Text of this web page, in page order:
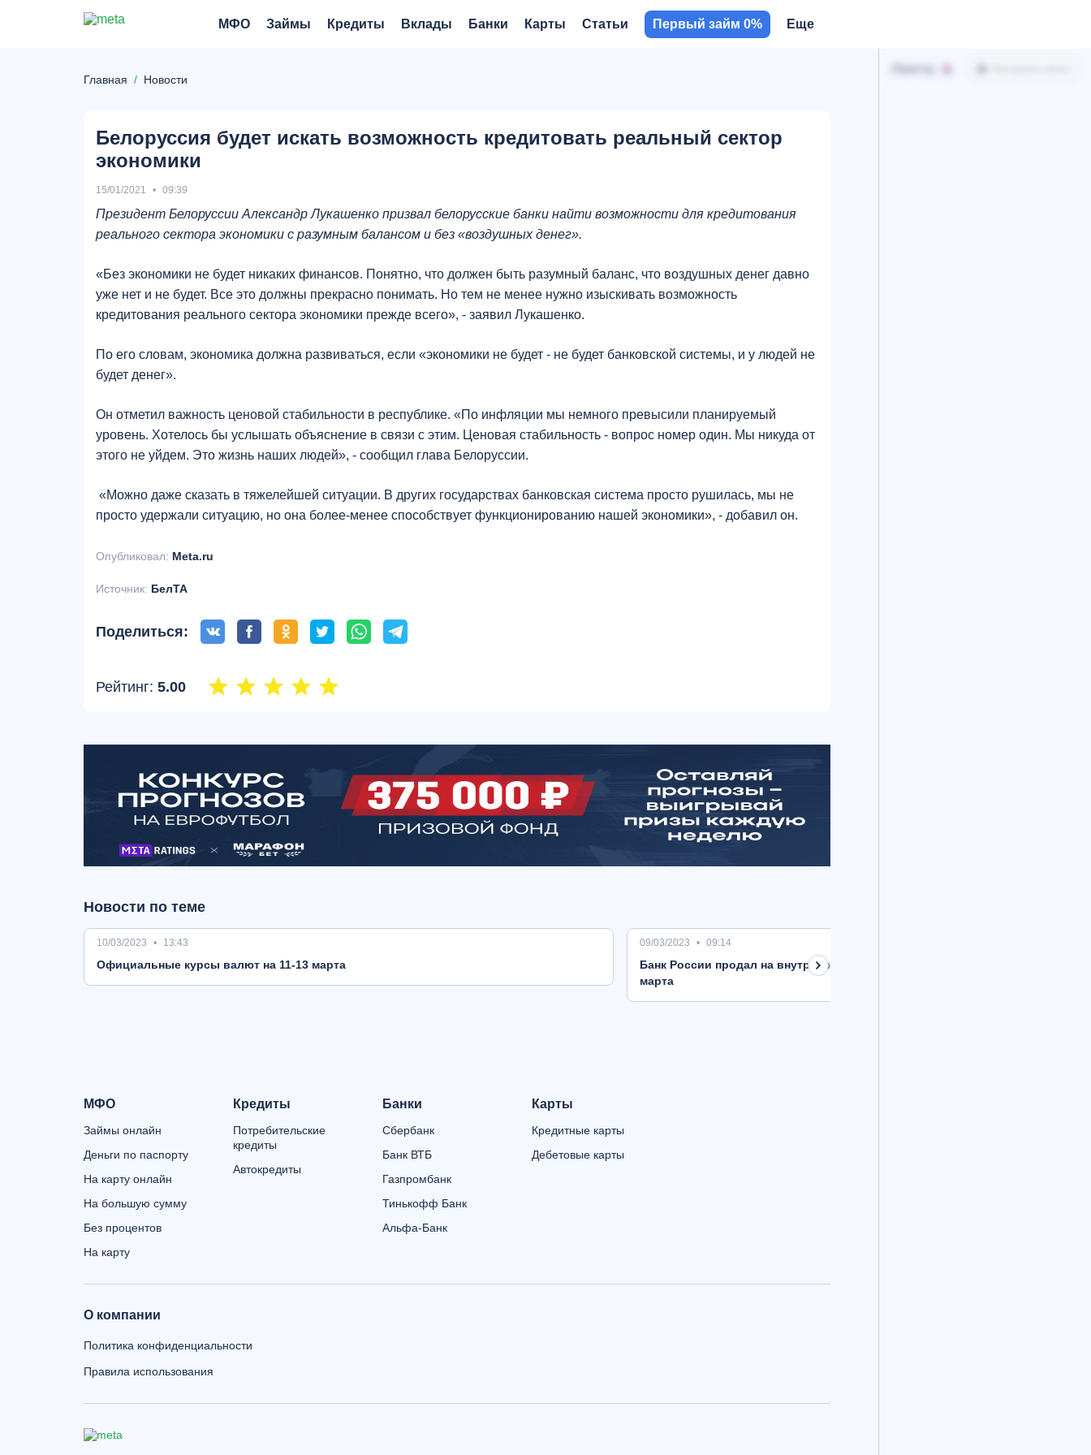
МФО Займы Кредиты Вклады Банки Карты Статьи Первый займ 0% Еще
Главная Новости
Белоруссия будет искать возможность кредитовать реальный сектор
экономики
15/01/2021 09:39
Президент Белоруссии Александр Лукашенко призвал белорусские банки найти возможности для кредитования
реального сектора экономики с разумным балансом и без «воздушных денег».
«Без экономики не будет никаких финансов. Понятно, что должен быть разумный баланс, что воздушных денег давно
уже нет и не будет. Все это должны прекрасно понимать. Но тем не менее нужно изыскивать возможность
кредитования реального сектора экономики прежде всего», - заявил Лукашенко.
По его словам, экономика должна развиваться, если «экономики не будет - не будет банковской системы, и у людей не
будет денег».
Он отметил важность ценовой стабильности в республике. «По инфляции мы немного превысили планируемый
уровень. Хотелось бы услышать объяснение в связи с этим. Ценовая стабильность - вопрос номер один. Мы никуда от
этого не уйдем. Это жизнь наших людей», - сообщил глава Белоруссии.
«Можно даже сказать в тяжелейшей ситуации. В других государствах банковская система просто рушилась, мы не
просто удержали ситуацию, но она более-менее способствует функционированию нашей экономики», - добавил он.
Опубликовал: Meta.ru
Источник: БелТА
Поделиться:
Рейтинг: 5.00
Новости по теме
10/03/2023 13:43
Oфициальные курсы валют на 11-13 марта
09/03/2023 09:14
Банк России продал на внутреннем рынке валюту на 8,9 млрд рублей с
марта
МФО
Займы онлайн
Деньги по паспорту
На карту онлайн
На большую сумму
Без процентов
На карту
Кредиты
Потребительские
кредиты
Автокредиты
Банки
Сбербанк
Банк ВТБ
Газпромбанк
Тинькофф Банк
Альфа-Банк
Карты
Кредитные карты
Дебетовые карты
О компании
Политика конфиденциальности
Правила использования
Лента